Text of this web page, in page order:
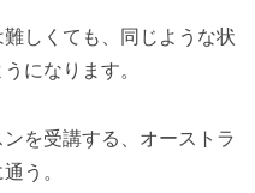
しくても、同じような状
になります。
を受講する、オーストラ
う。